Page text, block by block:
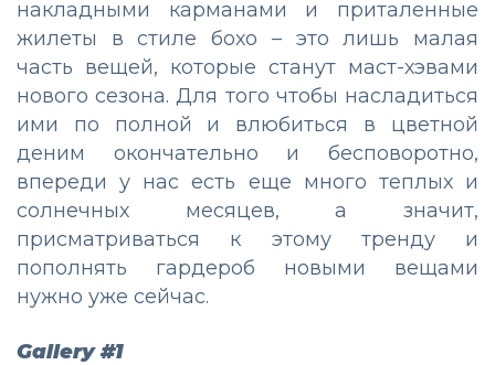
накладными карманами и приталенные
жилеты в стиле бохо – это лишь малая
часть вещей, которые станут маст-хэвами
нового сезона. Для того чтобы насладиться
ими по полной и влюбиться в цветной
деним окончательно и бесповоротно,
впереди у нас есть еще много теплых и
солнечных месяцев, а значит,
присматриваться к этому тренду и
пополнять гардероб новыми вещами
нужно уже сейчас.
Gallery #1